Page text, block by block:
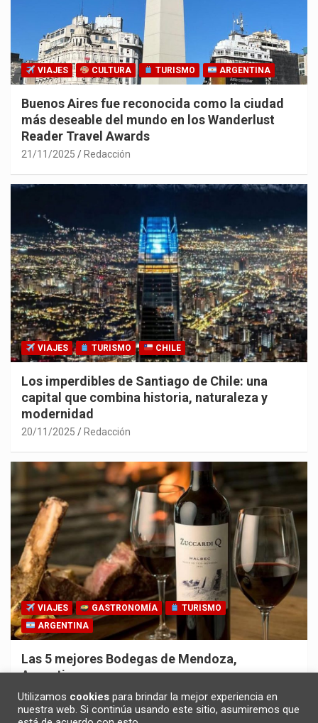
VIAJES CULTURA TURISMO ARGENTINA
Buenos Aires fue reconocida como la ciudad
más deseable del mundo en los Wanderlust
Reader Travel Awards
21/11/2025 Redacción
VIAJES TURISMO CHILE
Los imperdibles de Santiago de Chile: una
capital que combina historia, naturaleza y
modernidad
20/11/2025 Redacción
VIAJES GASTRONOMÍA
TURISMO
ARGENTINA
Las 5 mejores Bodegas de Mendoza,
Argentina
30/10/2025 Redacción
Utilizamos cookies para brindar la mejor experiencia en
nuestra web. Si continúa usando este sitio, asumiremos que